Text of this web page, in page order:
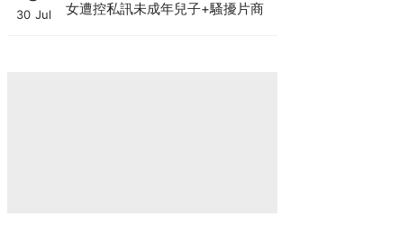
30 Jul
女遭控私訊未成年兒子+騷擾片商